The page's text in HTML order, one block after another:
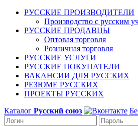
РУССКИЕ ПРОИЗВОДИТЕЛИ
Производство с русским
РУССКИЕ ПРОДАВЦЫ
Оптовая торговля
Розничная торговля
РУССКИЕ УСЛУГИ
РУССКИЕ ПОКУПАТЕЛИ
ВАКАНСИИ ДЛЯ РУССКИХ
РЕЗЮМЕ РУССКИХ
ПРОЕКТЫ РУССКИХ
Каталог Русский союз